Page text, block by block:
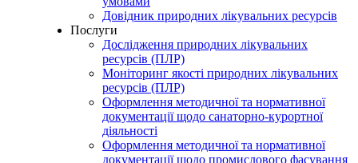
Довідник природних лікувальних ресурсів
Послуги
Дослідження природних лікувальних
ресурсів (ПЛР)
Моніторинг якості природних лікувальних
ресурсів (ПЛР)
Оформлення методичної та нормативної
документації щодо санаторно-курортної
діяльності
Оформлення методичної та нормативної
документації щодо промислового фасування